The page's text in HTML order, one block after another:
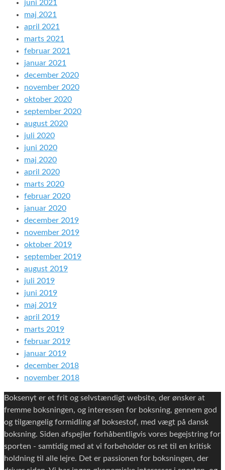
juni 2021
maj 2021
april 2021
marts 2021
februar 2021
januar 2021
december 2020
november 2020
oktober 2020
september 2020
august 2020
juli 2020
juni 2020
maj 2020
april 2020
marts 2020
februar 2020
januar 2020
december 2019
november 2019
oktober 2019
september 2019
august 2019
juli 2019
juni 2019
maj 2019
april 2019
marts 2019
februar 2019
januar 2019
december 2018
november 2018
Boksenyt er et frit og selvstændigt website, der ønsker at
fremme boksningen, og interessen for boksning, gennem god
og tilgængelig formidling af boksestof, med vægt på dansk
boksning. Siden afspejler forhåbentligvis vores begejstring for
sporten - samtidig med at vi forbeholder os ret til en kritisk
holdning til alle lejre. Det er passionen for boksningen, der